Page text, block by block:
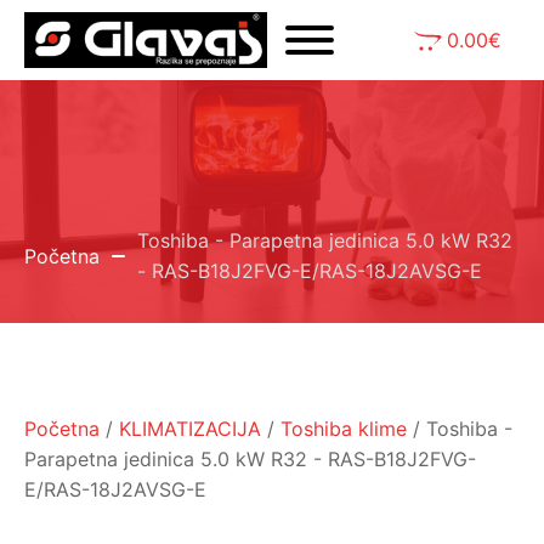
0.00€
Početna
Toshiba - Parapetna jedinica 5.0 kW R32
- RAS-B18J2FVG-E/RAS-18J2AVSG-E
Početna / KLIMATIZACIJA / Toshiba klime / Toshiba -
Parapetna jedinica 5.0 kW R32 - RAS-B18J2FVG-
E/RAS-18J2AVSG-E